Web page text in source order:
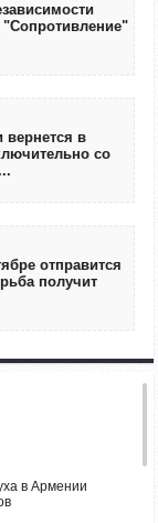
вернется в
со
отправится
получит
в Армении